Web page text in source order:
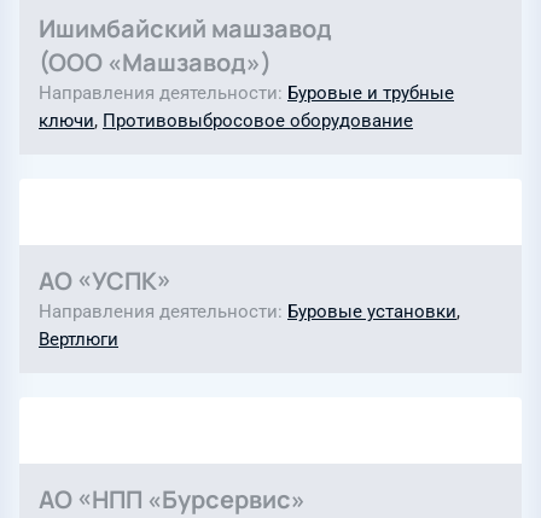
Ишимбайский машзавод
(ООО «Машзавод»)
Направления деятельности Буровые и трубные
ключи, Противовыбросовое оборудование
АО «УСПК»
Направления деятельности Буровые установки,
Вертлюги
АО «НПП «Бурсервис»